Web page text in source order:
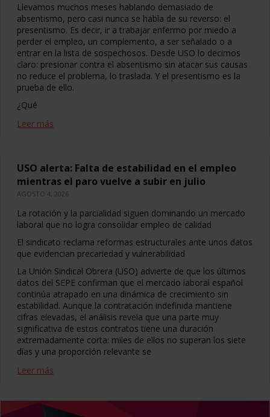
Llevamos muchos meses hablando demasiado de
absentismo, pero casi nunca se habla de su reverso: el
presentismo. Es decir, ir a trabajar enfermo por miedo a
perder el empleo, un complemento, a ser señalado o a
entrar en la lista de sospechosos. Desde USO lo decimos
claro: presionar contra el absentismo sin atacar sus causas
no reduce el problema, lo traslada. Y el presentismo es la
prueba de ello.
¿Qué
Leer más
USO alerta: Falta de estabilidad en el empleo
mientras el paro vuelve a subir en julio
AGOSTO 4, 2026
La rotación y la parcialidad siguen dominando un mercado
laboral que no logra consolidar empleo de calidad
El sindicato reclama reformas estructurales ante unos datos
que evidencian precariedad y vulnerabilidad
La Unión Sindical Obrera (USO) advierte de que los últimos
datos del SEPE confirman que el mercado laboral español
continúa atrapado en una dinámica de crecimiento sin
estabilidad. Aunque la contratación indefinida mantiene
cifras elevadas, el análisis revela que una parte muy
significativa de estos contratos tiene una duración
extremadamente corta: miles de ellos no superan los siete
días y una proporción relevante se
Leer más